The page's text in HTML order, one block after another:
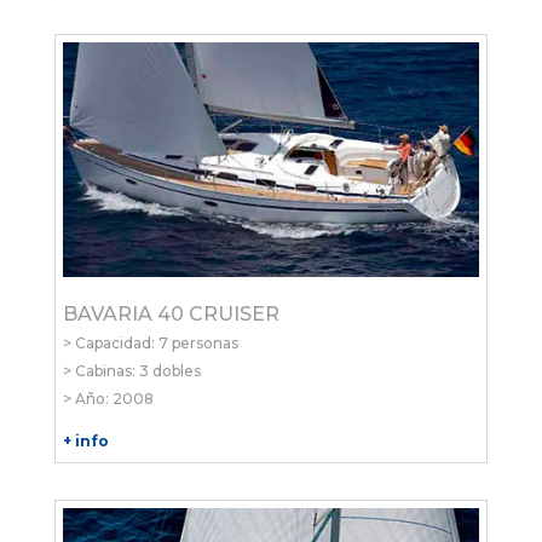
BAVARIA 40 CRUISER
> Capacidad: 7 personas
> Cabinas: 3 dobles
> Año: 2008
+ info